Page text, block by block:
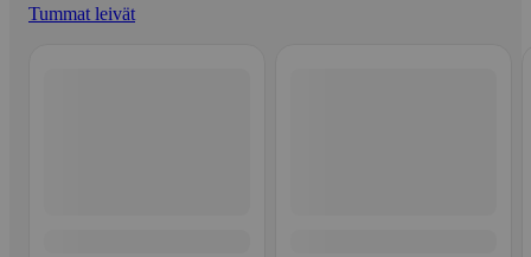
Tummat leivät